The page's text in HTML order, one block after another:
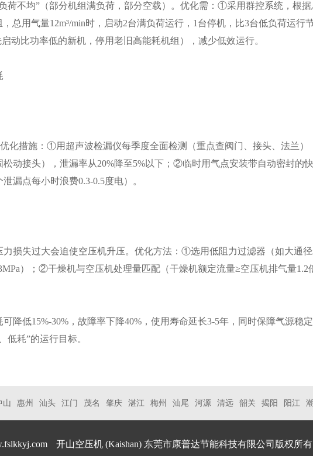
荷不均”（部分机组满负荷，部分空载）。优化需：①采用群控系统，根
总用气量12m³/min时，启动2台满负荷运行，1台停机，比3台低负荷运行
动比功率低的新机，停用老旧高能耗机组），减少低效运行。
化措施：①用超声波检漏仪每季度全面检测（重点查阀门、接头、法兰）
动接头），泄漏率从20%降至5%以下；②临时用气点安装带自动密封的
漏点每小时浪费0.3-0.5度电）。
力损失过大会迫使空压机升压。优化方法：①选用低阻力过滤器（如大通
）；②干燥机与空压机处理量匹配（干燥机额定流量≥空压机排气量1.2
降低15%-30%，故障率下降40%，使用寿命延长3-5年，同时保障气源稳
低耗”的运行目标。
山 惠州 汕头 江门 茂名 肇庆 湛江 梅州 汕尾 河源 清远 韶关 揭阳 阳江
开山空压机(Kaishan) 东莞市康普达节能科技有限公司版权所有